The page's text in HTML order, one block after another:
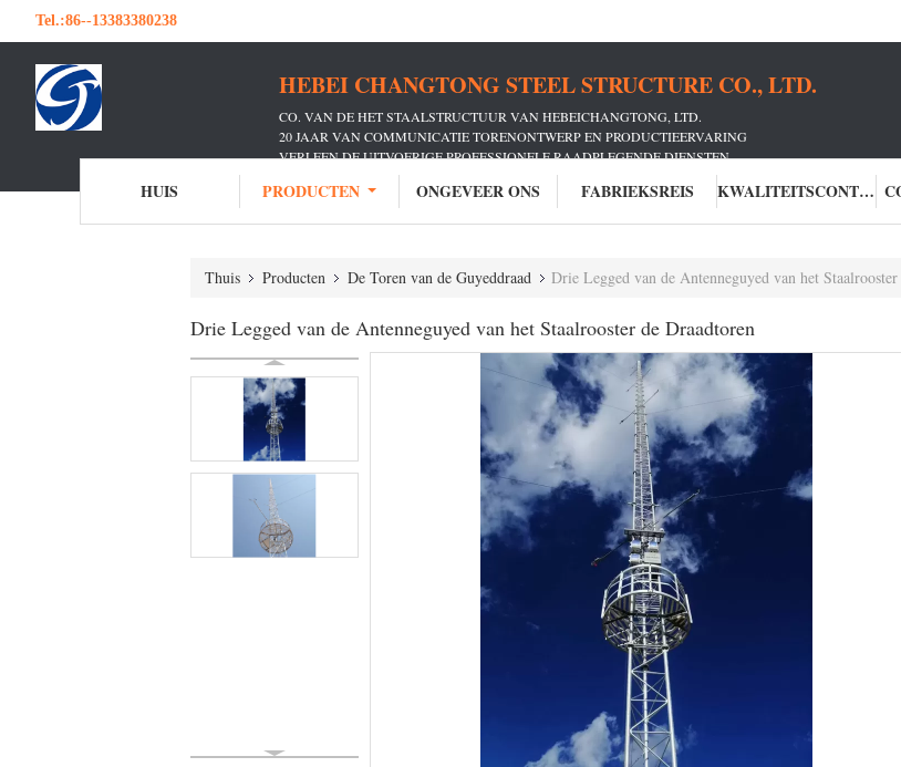
Tel.:86--13383380238
HEBEI CHANGTONG STEEL STRUCTURE CO., LTD.
CO. VAN DE HET STAALSTRUCTUUR VAN HEBEICHANGTONG, LTD.
20 JAAR VAN COMMUNICATIE TORENONTWERP EN PRODUCTIEERVARING
VERLEEN DE UITVOERIGE PROFESSIONELE RAADPLEGENDE DIENSTEN
TALLOZE COMMUNICATIE DRAGERS HEEFT GEDIEND
HUIS PRODUCTEN ONGEVEER ONS FABRIEKSREIS KWALITEITSCONTROLE
Thuis Producten De Toren van de Guyeddraad Drie Legged van de Antenneguyed van het
Drie Legged van de Antenneguyed van het Staalrooster de Draadtoren